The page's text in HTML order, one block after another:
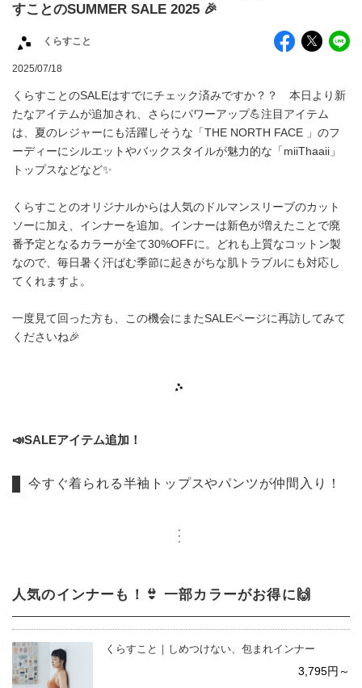
すことのSUMMER SALE 2025 🎉
くらすこと
2025/07/18
くらすことのSALEはすでにチェック済みですか？？ 本日より新
たなアイテムが追加され、さらにパワーアップ💪注目アイテム
は、夏のレジャーにも活躍しそうな「THE NORTH FACE 」のフ
ーディーにシルエットやバックスタイルが魅力的な「miiThaaii」
トップスなどなど✨
くらすことのオリジナルからは人気のドルマンスリーブのカット
ソーに加え、インナーを追加。インナーは新色が増えたことで廃
番予定となるカラーが全て30%OFFに。どれも上質なコットン製
なので、毎日暑く汗ばむ季節に起きがちな肌トラブルにも対応し
てくれますよ。
一度見て回った方も、この機会にまたSALEページに再訪してみて
くださいね🎉
📣SALEアイテム追加！
今すぐ着られる半袖トップスやパンツが仲間入り！
人気のインナーも！👙 一部カラーがお得に🙌
くらすこと｜しめつけない、包まれインナー
3,795円～